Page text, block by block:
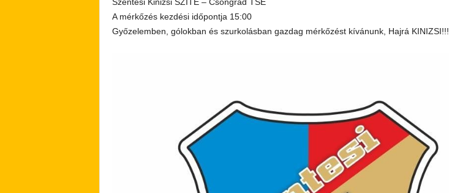
A mérkőzés kezdési időpontja 15:00
Győzelemben, gólokban és szurkolásban gazdag mérkőzést kívánunk, Hajrá KINIZSI!!!